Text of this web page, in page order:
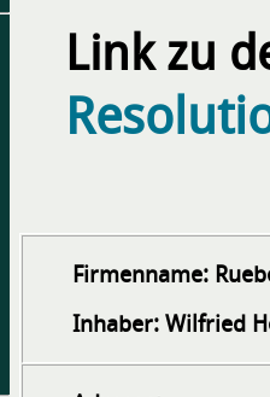
Link zu
Firmenname:
Inhaber: Wilfried